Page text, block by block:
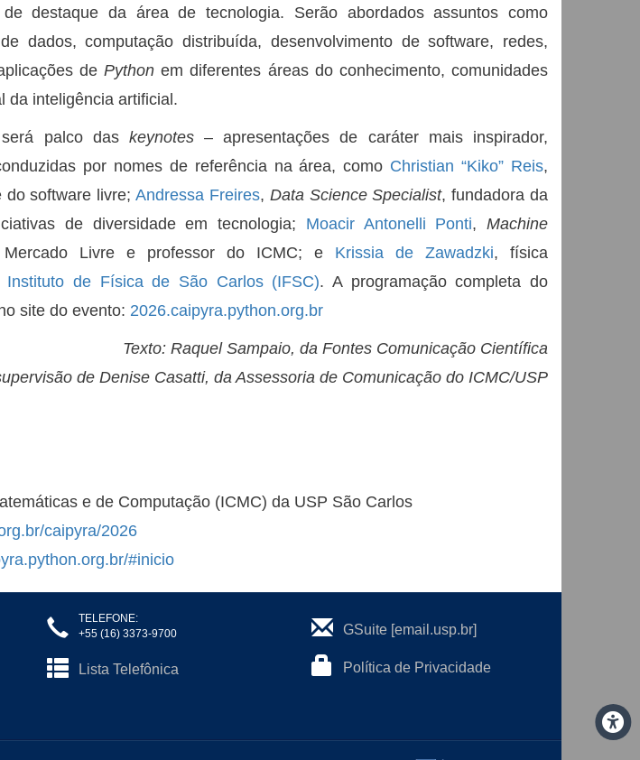
destaque da área de tecnologia. Serão abordados assuntos como
dados, computação distribuída, desenvolvimento de software, redes,
dePython em diferentes áreas do conhecimento, comunidades
da inteligência artificial.
palco das keynotes– apresentações de caráter mais inspirador,
por nomes de referência na área, como Christian “Kiko” Reis,
do software livre;Andressa Freires, Data Science Specialist, fundadora da
de diversidade em tecnologia; Moacir Antonelli Ponti,Machine
Livre e professor do ICMC; e Krissia de Zawadzki, física
Instituto de Física de São Carlos (IFSC). A programação completa do
site do evento: 2026.caipyra.python.org.br
Texto: Raquel Sampaio, da Fontes Comunicação Científica
de Denise Casatti, da Assessoria de Comunicação do ICMC/USP
e de Computação (ICMC) da USP São Carlos
caipyra/2026
#inicio
TELEFONE:
+55 (16) 3373-9700
Lista Telefônica
GSuite [email.usp.br]
Política de Privacidade